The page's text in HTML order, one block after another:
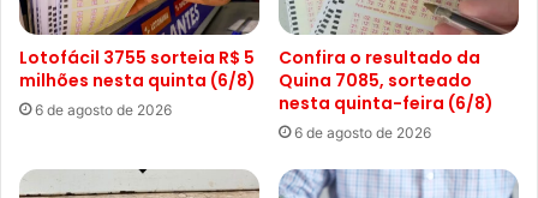
Lotofácil 3755 sorteia R$ 5
milhões nesta quinta (6/8)
6 de agosto de 2026
Confira o resultado da
Quina 7085, sorteado
nesta quinta-feira (6/8)
6 de agosto de 2026